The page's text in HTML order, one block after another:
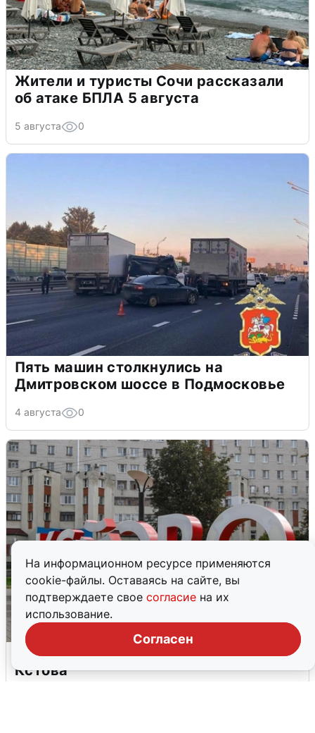
На информационном ресурсе применяются
cookie-файлы. Оставаясь на сайте, вы
подтверждаете свое согласие на их
использование.
Согласен
Жители и туристы Сочи рассказали
об атаке БПЛА 5 августа
5 августа 0
Пять машин столкнулись на
Дмитровском шоссе в Подмосковье
4 августа 0
Грохот в небе разбудил жителей
Кстова